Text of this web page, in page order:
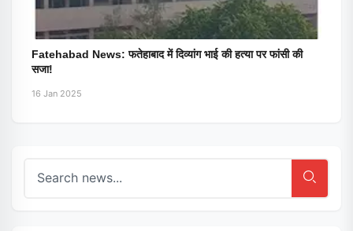
Fatehabad News: फतेहाबाद में दिव्यांग भाई की हत्या पर फांसी की
सजा!
16 Jan 2025